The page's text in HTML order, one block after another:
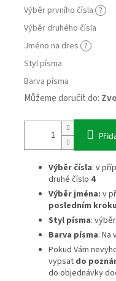
Výběr prvního čísla ?
Výběr druhého čísla
Jméno na dres ?
Styl písma
Barva písma
Můžeme doručit do:
Výběr čísla: v
druhé číslo 4
Výběr jména: v
posledním
Styl písma:
Barva písma:
Pokud Vám
vypsat do
do objednávky